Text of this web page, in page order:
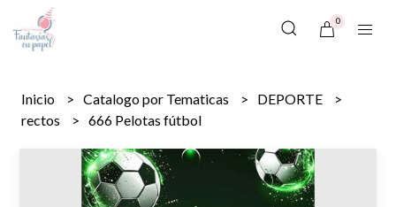
0
Inicio Catalogo por Tematicas
DEPORTE
rectos
666 Pelotas fútbol